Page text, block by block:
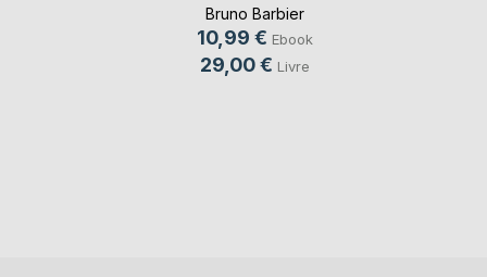
Bruno Barbier
10,99 € Ebook
29,00 € Livre